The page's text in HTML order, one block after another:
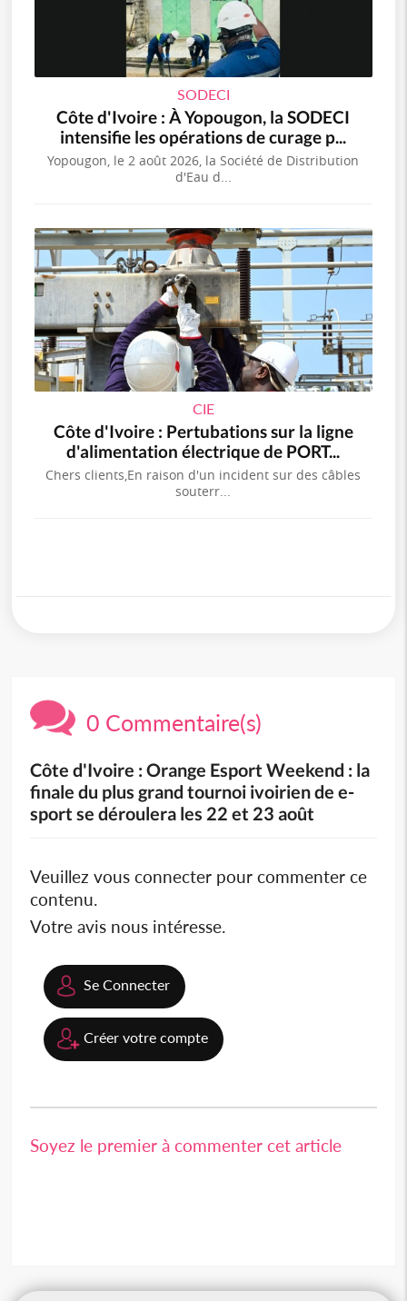
SODECI
Côte d'Ivoire : À Yopougon, la SODECI
intensifie les opérations de curage p...
Yopougon, le 2 août 2026, la Société de Distribution
d'Eau d...
CIE
Côte d'Ivoire : Pertubations sur la ligne
d'alimentation électrique de PORT...
Chers clients,En raison d'un incident sur des câbles
souterr...
0 Commentaire(s)
Côte d'Ivoire : Orange Esport Weekend : la
finale du plus grand tournoi ivoirien de e-
sport se déroulera les 22 et 23 août
Veuillez vous connecter pour commenter ce
contenu.
Votre avis nous intéresse.
Se Connecter
Créer votre compte
Soyez le premier à commenter cet article